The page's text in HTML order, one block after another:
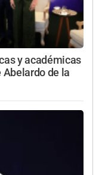
y académicas
Abelardo de la